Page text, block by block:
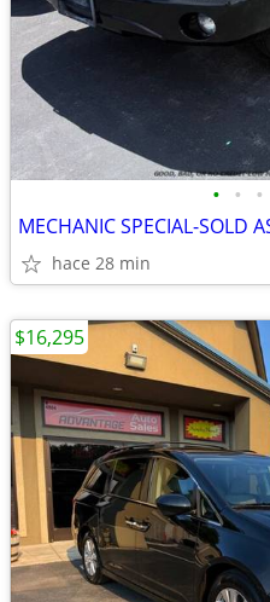
• • •
MECHANIC SPECIAL-SOLD
hace 28 min
$16,295